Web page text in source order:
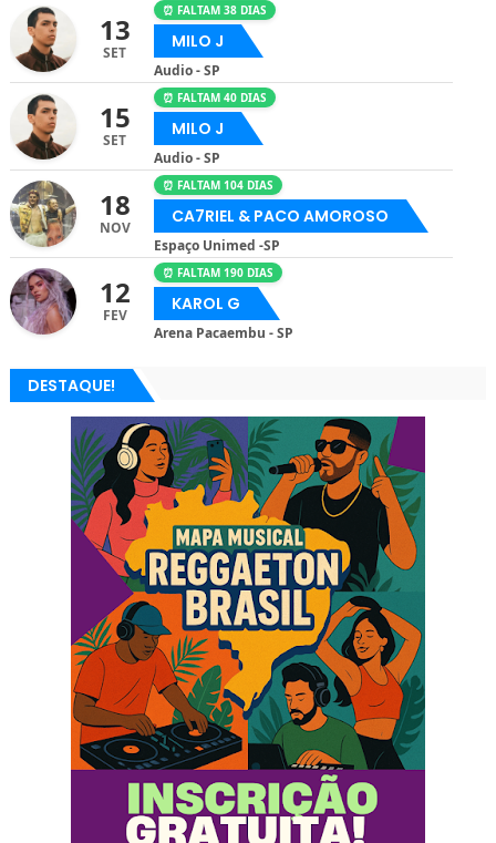
13
SET
⏰ FALTAM 38 DIAS
MILO J
Audio - SP
15
SET
⏰ FALTAM 40 DIAS
MILO J
Audio - SP
18
NOV
⏰ FALTAM 104 DIAS
CA7RIEL & PACO AMOROSO
Espaço Unimed -SP
12
FEV
⏰ FALTAM 190 DIAS
KAROL G
Arena Pacaembu - SP
DESTAQUE!